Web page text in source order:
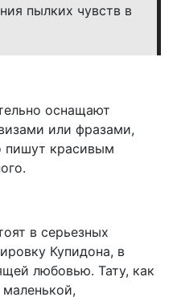
пылких чувств в
оснащают
или фразами,
пишут красивым
в серьезных
Купидона, в
любовью. Тату, как